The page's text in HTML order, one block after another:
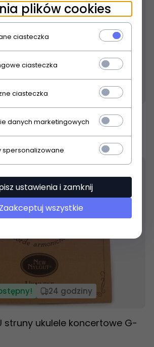
- 5-String Banjo Phosphor
24 godziny
struny ukulele koncertowe G-
plików cookies
ciasteczka
ciasteczka
ciasteczka
danych marketingowych
spersonalizowane
ustawienia i zamknij
Zaakceptuj wszystkie